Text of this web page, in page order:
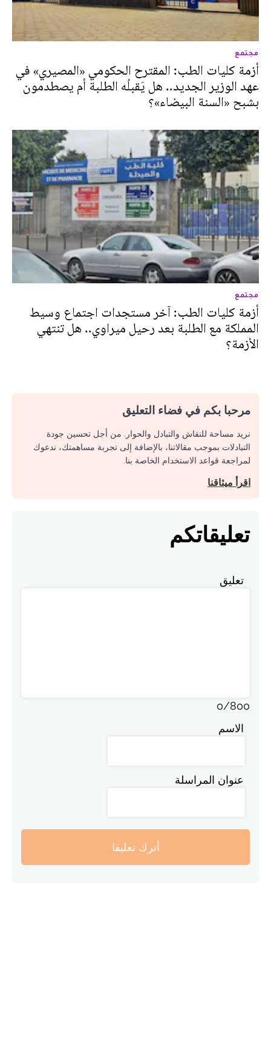
مجتمع
أزمة كليات الطب: المقترح الحكومي «المصيري» في
عهد الوزير الجديد.. هل يَقبلُه الطلبة أم يصطدمون
بشبح «السنة البيضاء»؟
مجتمع
أزمة كليات الطب: آخر مستجدات اجتماع وسيط
المملكة مع الطلبة بعد رحيل ميراوي.. هل تنتهي
الأزمة؟
مرحبا بكم في فضاء التعليق
نريد مساحة للنقاش والتبادل والحوار. من أجل تحسين جودة
التبادلات بموجب مقالاتنا، بالإضافة إلى تجربة مساهمتك، ندعوك
لمراجعة قواعد الاستخدام الخاصة بنا.
اقرأ ميثاقنا
تعليقاتكم
تعليق
0/800
الاسم
عنوان المراسلة
أترك تعليقا